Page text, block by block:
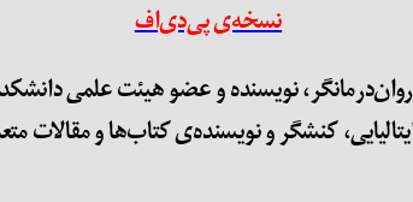
نسخه‌ی پی‌دی‌اف
۲۰۲۴ توسط چندلر دندریج، روان‌درمانگر، نویسنده و
کنشگر و نویسنده‌ی کتاب‌ها و